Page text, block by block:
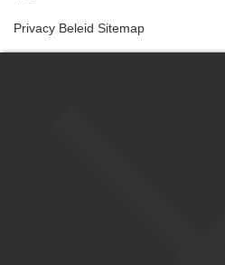
Privacy Beleid Sitemap